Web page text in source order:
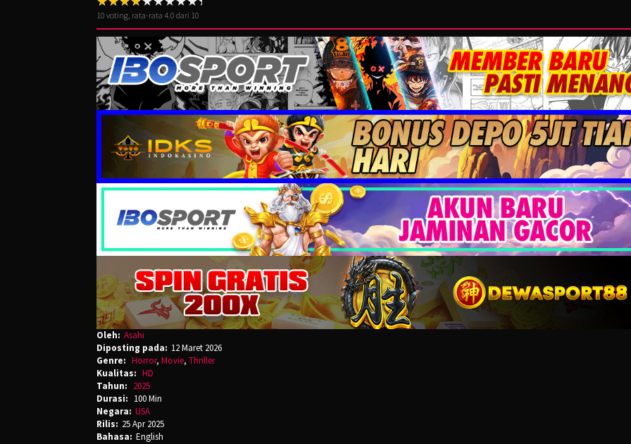
10 voting, rata-rata 4.0 dari 10
Oleh: Asahi
Diposting pada: 12 Maret 2026
Genre: Horror, Movie, Thriller
Kualitas: HD
Tahun: 2025
Durasi: 100 Min
Negara: USA
Rilis: 25 Apr 2025
Bahasa: English